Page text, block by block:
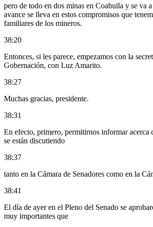
pero de todo en dos minas en Coahuila y se va
avance se lleva en estos compromisos que
familiares de los mineros.
38:20
Entonces, si les parece, empezamos con la
Gobernación, con Luz Amarito.
38:27
Muchas gracias, presidente.
38:31
En efecto, primero, permitirnos informar acerca
se están discutiendo
38:37
tanto en la Cámara de Senadores como en la
38:41
El día de ayer en el Pleno del Senado se
muy importantes que